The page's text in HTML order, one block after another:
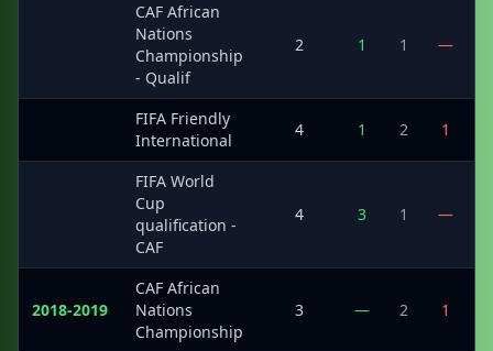
CAF African
Nations
Championship
- Qualif
2 1 1 —
FIFA Friendly
International
4 1 2 1
FIFA World
Cup
qualification -
CAF
4 3 1 —
2018-2019
CAF African
Nations
Championship
3 — 2 1